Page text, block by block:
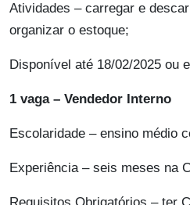
Atividades – carregar e
organizar o estoque;
Disponível até 18/02/2025 ou
1 vaga – Vendedor Interno
Escolaridade – ensino médio
Experiência – seis meses na